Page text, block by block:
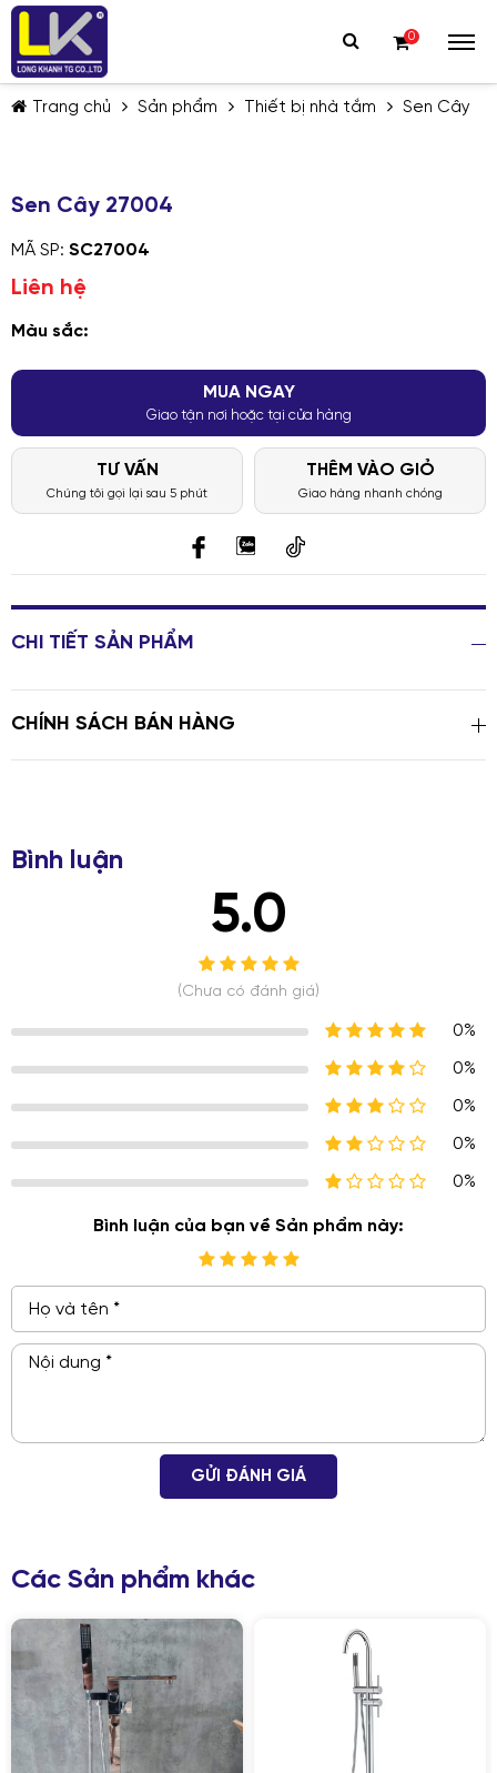
0
Trang chủ Sản phẩm Thiết bị nhà tắm Sen Cây
Sen Cây 27004
MÃ SP: SC27004
Liên hệ
Màu sắc:
MUA NGAY
Giao tận nơi hoặc tại cửa hàng
TƯ VẤN
Chúng tôi gọi lại sau 5 phút
THÊM VÀO GIỎ
Giao hàng nhanh chóng
CHI TIẾT SẢN PHẨM
CHÍNH SÁCH BÁN HÀNG
Bình luận
5.0
(Chưa có đánh giá)
0%
0%
0%
0%
0%
Bình luận của bạn về Sản phẩm này:
GỬI ĐÁNH GIÁ
Các Sản phẩm khác